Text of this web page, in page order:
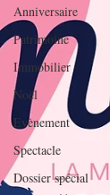
Anniversaire
Patrimoine
Immobilier
Noël
Evènement
Spectacle
Dossier spécial